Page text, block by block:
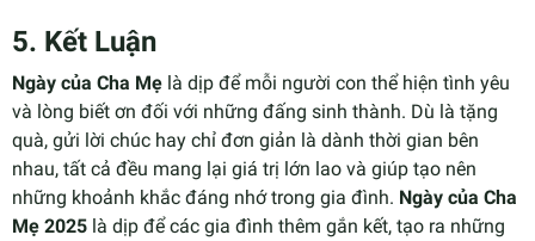
5. Kết Luận
Ngày của Cha Mẹ là dịp để mỗi người con thể hiện tình yêu
và lòng biết ơn đối với những đấng sinh thành. Dù là tặng
quà, gửi lời chúc hay chỉ đơn giản là dành thời gian bên
nhau, tất cả đều mang lại giá trị lớn lao và giúp tạo nên
những khoảnh khắc đáng nhớ trong gia đình. Ngày của Cha
Mẹ 2025 là dịp để các gia đình thêm gắn kết, tạo ra những